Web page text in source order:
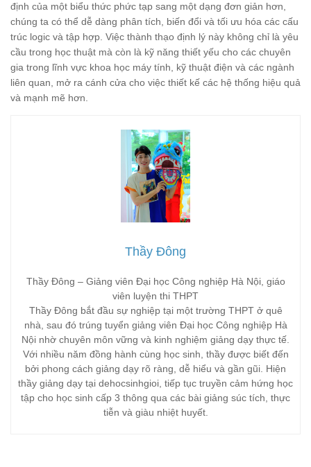
định của một biểu thức phức tạp sang một dạng đơn giản hơn,
chúng ta có thể dễ dàng phân tích, biến đổi và tối ưu hóa các cấu
trúc logic và tập hợp. Việc thành thạo định lý này không chỉ là yêu
cầu trong học thuật mà còn là kỹ năng thiết yếu cho các chuyên
gia trong lĩnh vực khoa học máy tính, kỹ thuật điện và các ngành
liên quan, mở ra cánh cửa cho việc thiết kế các hệ thống hiệu quả
và mạnh mẽ hơn.
Thầy Đông
Thầy Đông – Giảng viên Đại học Công nghiệp Hà Nội, giáo
viên luyện thi THPT
Thầy Đông bắt đầu sự nghiệp tại một trường THPT ở quê
nhà, sau đó trúng tuyển giảng viên Đại học Công nghiệp Hà
Nội nhờ chuyên môn vững và kinh nghiệm giảng dạy thực tế.
Với nhiều năm đồng hành cùng học sinh, thầy được biết đến
bởi phong cách giảng dạy rõ ràng, dễ hiểu và gần gũi. Hiện
thầy giảng dạy tại dehocsinhgioi, tiếp tục truyền cảm hứng học
tập cho học sinh cấp 3 thông qua các bài giảng súc tích, thực
tiễn và giàu nhiệt huyết.